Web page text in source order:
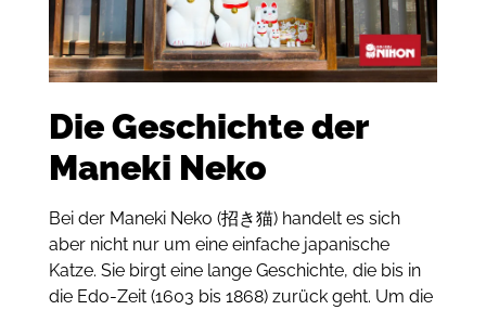
Die Geschichte der
Maneki Neko
Bei der Maneki Neko (招き猫) handelt es sich
aber nicht nur um eine einfache japanische
Katze. Sie birgt eine lange Geschichte, die bis in
die Edo-Zeit (1603 bis 1868) zurück geht. Um die